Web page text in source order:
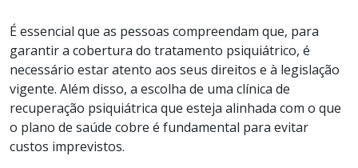
É essencial que as pessoas compreendam que, para
garantir a cobertura do tratamento psiquiátrico, é
necessário estar atento aos seus direitos e à legislação
vigente. Além disso, a escolha de uma clínica de
recuperação psiquiátrica que esteja alinhada com o que
o plano de saúde cobre é fundamental para evitar
custos imprevistos.